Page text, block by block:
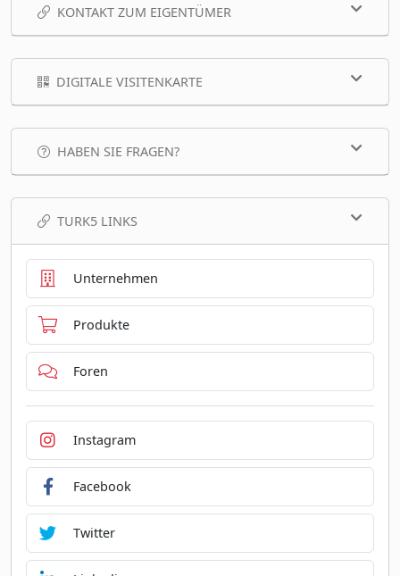
KONTAKT ZUM EIGENTÜMER
DIGITALE VISITENKARTE
HABEN SIE FRAGEN?
TURK5 LINKS
Unternehmen
Produkte
Foren
Instagram
Facebook
Twitter